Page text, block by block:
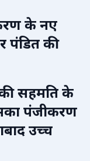
के नए
पंडित की
की सहमति के
पंजीकरण
उच्च